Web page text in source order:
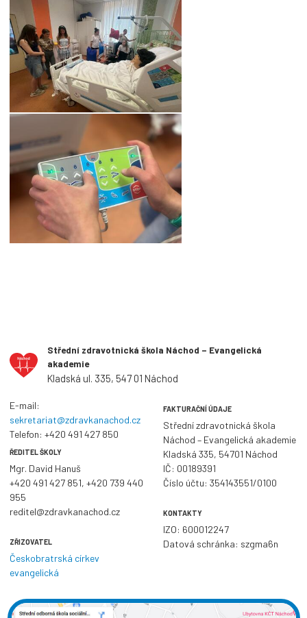
Střední zdravotnická škola Náchod – Evangelická
akademie
Kladská ul. 335, 547 01 Náchod
E-mail:
sekretariat@zdravkanachod.cz
Telefon: +420 491 427 850
ŘEDITEL ŠKOLY
Mgr. David Hanuš
+420 491 427 851, +420 739 440
955
reditel@zdravkanachod.cz
ZŘIZOVATEL
Českobratrská církev
evangelická
FAKTURAČNÍ ÚDAJE
Střední zdravotnická škola
Náchod – Evangelická akademie
Kladská 335, 54701 Náchod
IČ: 00189391
Číslo účtu: 354143551/0100
KONTAKTY
IZO: 600012247
Datová schránka: szgma6n